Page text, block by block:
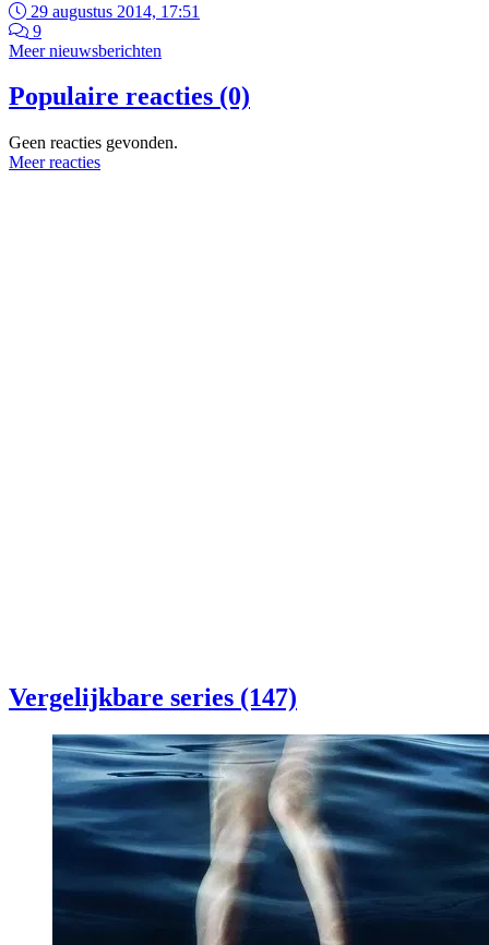
29 augustus 2014, 17:51
9
Meer nieuwsberichten
Populaire reacties (0)
Geen reacties gevonden.
Meer reacties
Vergelijkbare series (147)